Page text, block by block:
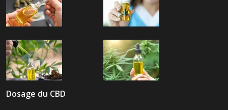
Dosage du CBD